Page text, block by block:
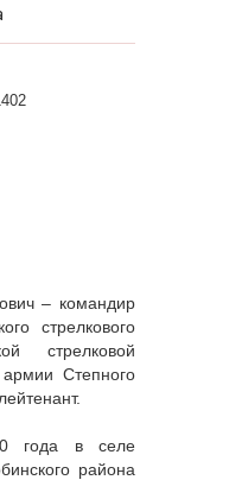
– командир
стрелкового
стрелковой
Степного
года в селе
района